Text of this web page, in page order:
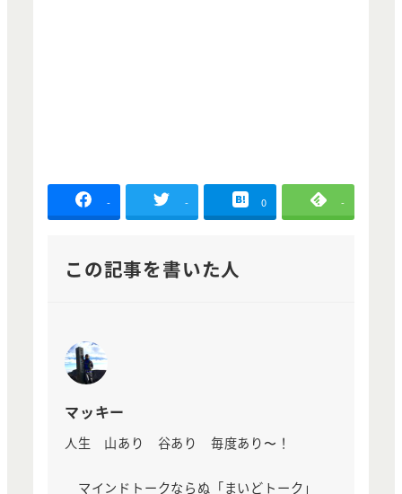
- - 0 -
この記事を書いた人
マッキー
人生 山あり 谷あり 毎度あり〜！
マインドトークならぬ「まいどトーク」